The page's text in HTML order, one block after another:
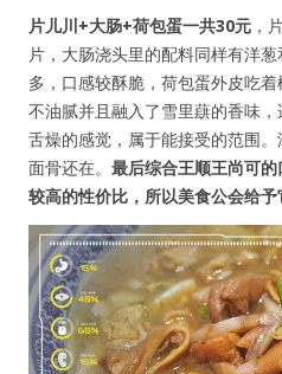
片儿川+大肠+荷包蛋一共30元 ，
片，大肠浇头里的配料同样有洋
多，口感较酥脆，荷包蛋外皮吃
不油腻并且融入了雪里蕻的香味
舌燥的感觉，属于能接受的范围
面骨还在。 最后综合王顺王尚可
较高的性价比，所以美食公会给予